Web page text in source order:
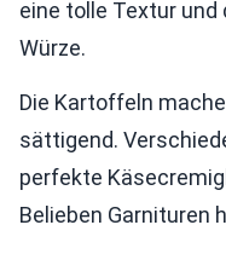
eine tolle Textur
Würze.
Die Kartoffeln
sättigend.
perfekte
Belieben Garnituren